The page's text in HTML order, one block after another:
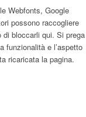
Webfonts, Google
possono raccogliere
bloccarli qui. Si prega
funzionalità e l’aspetto
ricaricata la pagina.